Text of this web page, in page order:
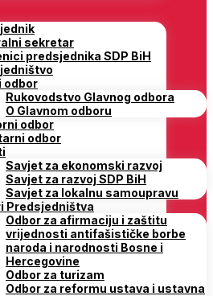
sekretar
predsjednika SDP BiH
odbor
Rukovodstvo Glavnog odbora
O Glavnom odboru
odbor
odbor
Savjet za ekonomski razvoj
Savjet za razvoj SDP BiH
Savjet za lokalnu samoupravu
Predsjedništva
Odbor za afirmaciju i zaštitu
vrijednosti antifašističke borbe
naroda i narodnosti Bosne i
Hercegovine
Odbor za turizam
Odbor za reformu ustava i ustavna